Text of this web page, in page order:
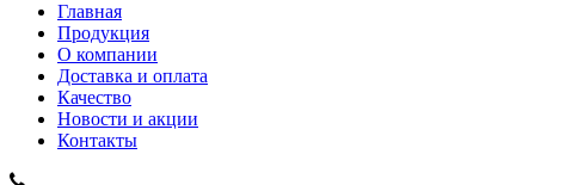
Главная
Продукция
О компании
Доставка и оплата
Качество
Новости и акции
Контакты